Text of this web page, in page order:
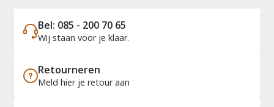
Bel: 085 - 200 70 65
Wij staan voor je klaar.
Retourneren
Meld hier je retour aan